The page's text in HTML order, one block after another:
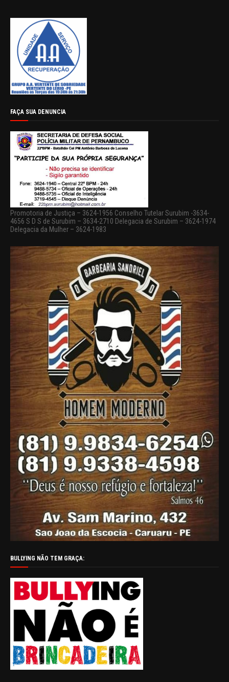
FAÇA SUA DENUNCIA
Promotoria de Justiça – 3624-1956 Conselho Tutelar Surubim -3634-
4656 S D S de Surubim – 3634-2710 Delegacia de Surubim – 3624-1974
Delegacia da Mulher – 3624-1983
BULLYING NÃO TEM GRAÇA: